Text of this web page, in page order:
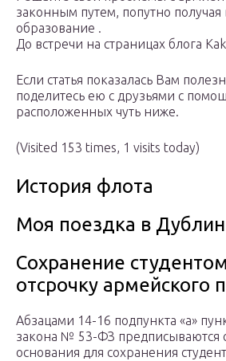
законным путем, попутно
образование .
До встречи на страницах блога
Если статья показалась Вам
поделитесь ею с друзьями с
расположенных чуть ниже.
(Visited 153 times, 1 visits today)
История флота
Моя поездка в Дублин
Сохранение
отсрочку армейского
Абзацами 14-16 подпункта «а»
закона № 53-ФЗ предписываются
основания для сохранения